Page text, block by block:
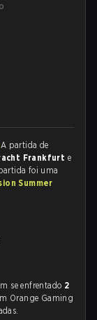
A partida de
Frankfurt e
foi uma
Summer
se enfrentado 2
Orange Gaming